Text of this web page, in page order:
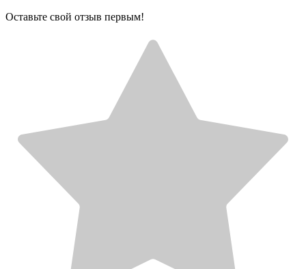
Оставьте свой отзыв первым!